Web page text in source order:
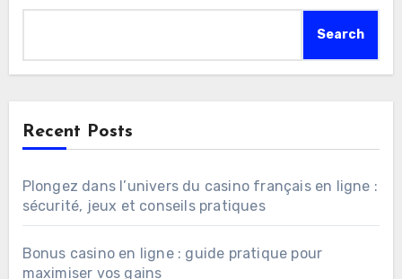
Search
Recent Posts
Plongez dans l’univers du casino français en ligne :
sécurité, jeux et conseils pratiques
Bonus casino en ligne : guide pratique pour
maximiser vos gains